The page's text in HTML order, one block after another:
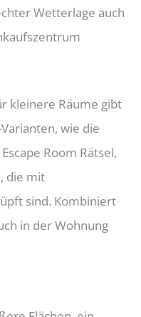
Wetterlage auch
kleinere Räume gibt
wie die
Room Rätsel,
die mit
sind. Kombiniert
in der Wohnung